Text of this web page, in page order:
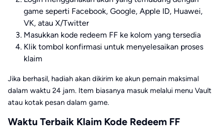
game seperti Facebook, Google, Apple ID, Huawei,
VK, atau X/Twitter
Masukkan kode redeem FF ke kolom yang tersedia
Klik tombol konfirmasi untuk menyelesaikan proses
klaim
Jika berhasil, hadiah akan dikirim ke akun pemain maksimal
dalam waktu 24 jam. Item biasanya masuk melalui menu Vault
atau kotak pesan dalam game.
Waktu Terbaik Klaim Kode Redeem FF